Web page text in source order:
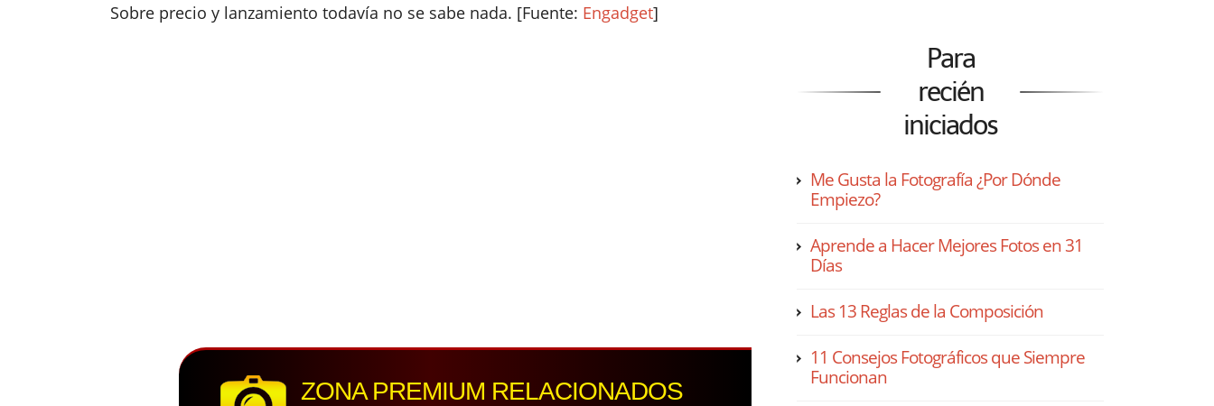
Sobre precio y lanzamiento todavía no se sabe nada. [Fuente: Engadget]
ZONA PREMIUM RELACIONADOS
Para
recién
iniciados
Me Gusta la Fotografía ¿Por Dónde
Empiezo?
Aprende a Hacer Mejores Fotos en 31
Días
Las 13 Reglas de la Composición
11 Consejos Fotográficos que Siempre
Funcionan